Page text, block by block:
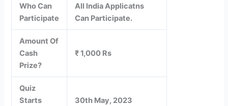
Who Can
Participate
All India Applicatns
Can Participate.
Amount Of
Cash
Prize?
₹ 1,000 Rs
Quiz
Starts
30th May, 2023